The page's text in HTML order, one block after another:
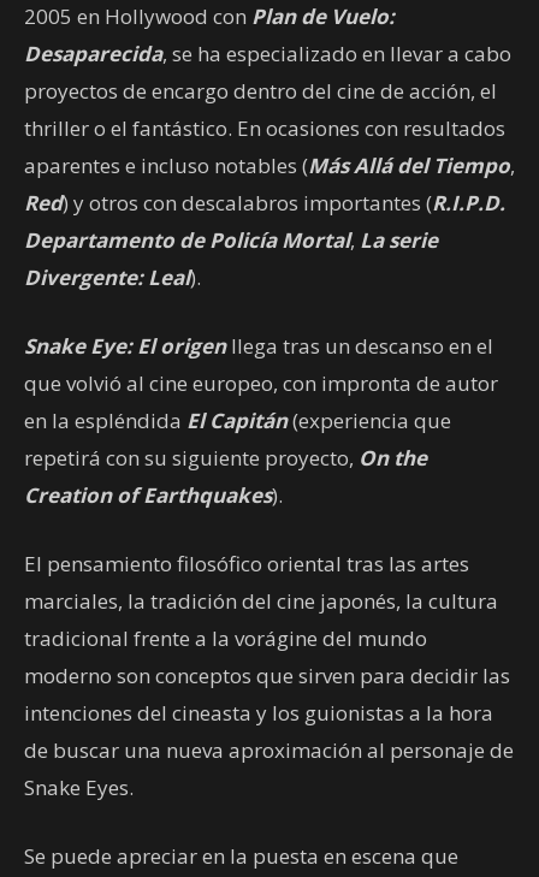
2005 en Hollywood con Plan de Vuelo:
Desaparecida, se ha especializado en llevar a cabo
proyectos de encargo dentro del cine de acción, el
thriller o el fantástico. En ocasiones con resultados
aparentes e incluso notables (Más Allá del Tiempo,
Red) y otros con descalabros importantes (R.I.P.D.
Departamento de Policía Mortal, La serie
Divergente: Leal).
Snake Eye: El origenllega tras un descanso en el
que volvió al cine europeo, con impronta de autor
en la espléndida El Capitán(experiencia que
repetirá con su siguiente proyecto, On the
Creation of Earthquakes).
El pensamiento filosófico oriental tras las artes
marciales, la tradición del cine japonés, la cultura
tradicional frente a la vorágine del mundo
moderno son conceptos que sirven para decidir las
intenciones del cineasta y los guionistas a la hora
de buscar una nueva aproximación al personaje de
Snake Eyes.
Se puede apreciar en la puesta en escena que